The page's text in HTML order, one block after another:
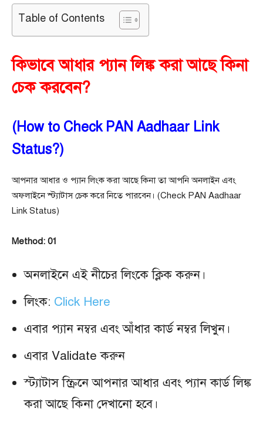
Table of Contents
কিভাবে আধার প্যান লিঙ্ক করা আছে কিনা
চেক করবেন?
(How to Check PAN Aadhaar Link
Status?)
আপনার আধার ও প্যান লিংক করা আছে কিনা তা আপনি অনলাইন এবং
অফলাইনে স্ট্যাটাস চেক করে নিতে পারবেন। (Check PAN Aadhaar
Link Status)
Method: 01
অনলাইনে এই নীচের লিংকে ক্লিক করুন।
লিংক: Click Here
এবার প্যান নম্বর এবং আঁধার কার্ড নম্বর লিখুন।
এবার Validate করুন
স্ট্যাটাস স্ক্রিনে আপনার আধার এবং প্যান কার্ড লিঙ্ক
করা আছে কিনা দেখানো হবে।